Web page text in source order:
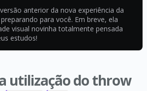
anterior da nova experiência da
para você. Em breve, ela
visual novinha totalmente pensada
estudos!
utilização do throw